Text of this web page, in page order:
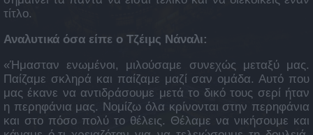
τίτλο.
Αναλυτικά όσα είπε ο Τζέιμς Νάναλι:
«Ήμασταν ενωμένοι, μιλούσαμε συνεχώς μεταξύ μας.
Παίζαμε σκληρά και παίζαμε μαζί σαν ομάδα. Αυτό που
μας έκανε να αντιδράσουμε μετά το δικό τους σερί ήταν
η περηφάνια μας. Νομίζω όλα κρίνονται στην περηφάνια
και στο πόσο πολύ το θέλεις. Θέλαμε να νικήσουμε και